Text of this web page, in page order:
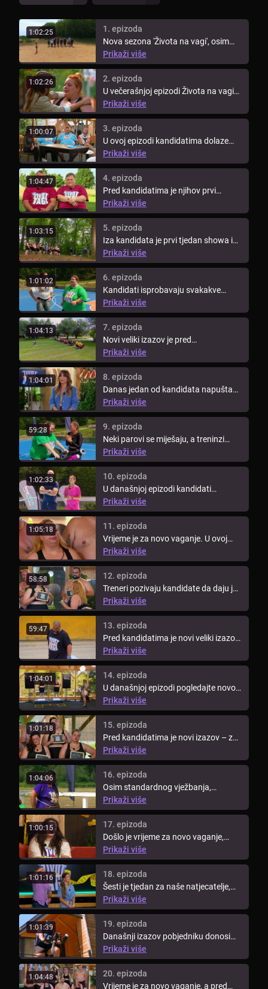
1:02:25
1. epizoda
Nova sezona 'Života na vagi', osim
snažne volje i ustrajnosti novih ...
Prikaži više
1:02:26
2. epizoda
U večerašnjoj epizodi Života na vagi
pogledajte prvo vaganje ...
Prikaži više
1:00:07
3. epizoda
U ovoj epizodi kandidatima dolaze
doktori iz poliklinike Aviva kako ...
Prikaži više
1:04:47
4. epizoda
Pred kandidatima je njihov prvi
izazov. Moraju složiti kockice šećera
...
Prikaži više
1:03:15
5. epizoda
Iza kandidata je prvi tjedan showa i
došlo je vrijeme za novo ...
Prikaži više
1:01:02
6. epizoda
Kandidati isprobavaju svakakve
metode vježbi i pronalaze onu koja im
...
Prikaži više
1:04:13
7. epizoda
Novi veliki izazov je pred
kandidatima. Tim koji odnese
pobjedu ...
Prikaži više
1:04:01
8. epizoda
Danas jedan od kandidata napušta
show, a to je kandidat koji će se na ...
Prikaži više
59:28
9. epizoda
Neki parovi se miješaju, a treninzi
postaju sve intenzivniji. Plavi ...
Prikaži više
1:02:33
10. epizoda
U današnjoj epizodi kandidati
vježbaju u bazenu. Za izazov
kandidati ...
Prikaži više
1:05:18
11. epizoda
Vrijeme je za novo vaganje. U ovoj
epizodi pogledajte tko će se naći ...
Prikaži više
58:58
12. epizoda
Treneri pozivaju kandidate da daju još
više od sebe kako bi rezultati ...
Prikaži više
59:47
13. epizoda
Pred kandidatima je novi veliki izazov.
Pogledajte tko će ovoga puta ...
Prikaži više
1:04:01
14. epizoda
U današnjoj epizodi pogledajte novo
vaganje kantdidata i saznajte tko ...
Prikaži više
1:01:18
15. epizoda
Pred kandidatima je novi izazov – za
nagradu pobjednik može nazvati ...
Prikaži više
1:04:06
16. epizoda
Osim standardnog vježbanja,
kandidati moraju doslovno zaprljati
ruke. ...
Prikaži više
1:00:15
17. epizoda
Došlo je vrijeme za novo vaganje,
pogledajte tko je u ovom tjednu dao
...
Prikaži više
1:01:16
18. epizoda
Šesti je tjedan za naše natjecatelje,
pogledajte koliko su ...
Prikaži više
1:01:39
19. epizoda
Današnji izazov pobjedniku donosi
najvrjedniju nagradu – imunitet na ...
Prikaži više
1:04:48
20. epizoda
Vrijeme je za novo vaganje, a pred